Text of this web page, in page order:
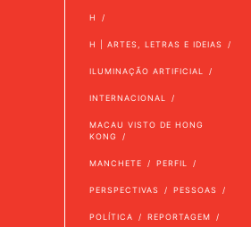
H
H | ARTES, LETRAS E IDEIAS
ILUMINAÇÃO ARTIFICIAL
INTERNACIONAL
MACAU VISTO DE HONG
KONG
MANCHETE PERFIL
PERSPECTIVAS PESSOAS
POLÍTICA REPORTAGEM